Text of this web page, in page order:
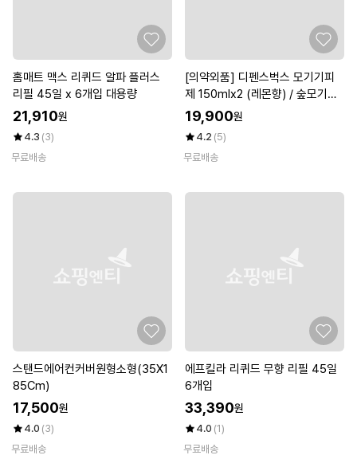
홈매트 맥스 리퀴드 알파 플러스
리필 45일 x 6개입 대용량
21,910원
4.3 (3)
무료배송
[의약외품] 디펜스벅스 모기기피
제 150mlx2 (레몬향) / 숲모기기
피/진드기기피
19,900원
4.2 (5)
무료배송
스탠드에어컨커버원형소형(35X1
85Cm)
17,500원
4.0 (3)
무료배송
에프킬라 리퀴드 무향 리필 45일
6개입
33,390원
4.0 (1)
무료배송